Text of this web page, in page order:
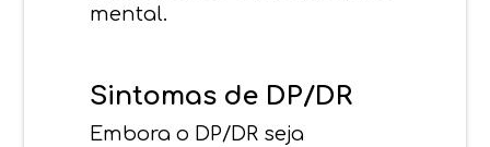
mental.
Sintomas de DP/DR
Embora o DP/DR seja